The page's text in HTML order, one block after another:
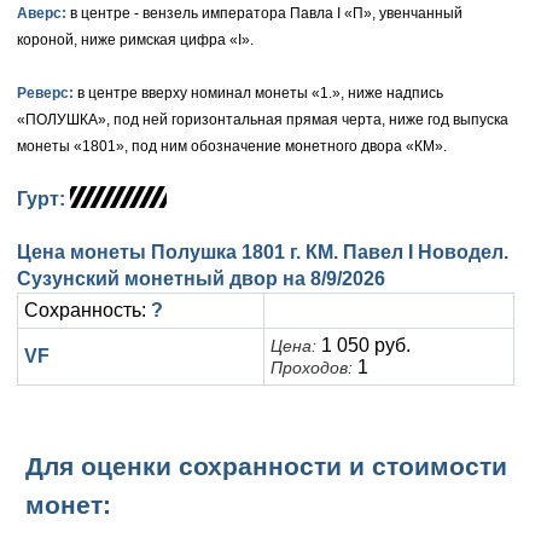
Русско-Польские
Для Польши
Памятные и донативные
Для Грузии
Для Польши
Медь
Серебро
Медь
Сибирские монеты
Для Молдавии и Валахии
Елизавета I (1741-1762)
Золото
Серебро
Медь
Ливонезы
Иоанн Антонович (1740-1741)
Анна Иоанновна (1730-1740)
Петр II (1727-1730)
Петр I (1682-1725)
Серебро
Аверс: в центре - вензель императора Павла I «П», увенчанный
короной, ниже римская цифра «I».
Реверс: в центре вверху номинал монеты «1.», ниже надпись
«ПОЛУШКА», под ней горизонтальная прямая черта, ниже год выпуска
монеты «1801», под ним обозначение монетного двора «КМ».
Гурт:
Цена монеты Полушка 1801 г. КМ. Павел I Новодел.
Сузунский монетный двор на 8/9/2026
Сохранность: ?
VF Цена: 1 050 руб.
Проходов: 1
Для оценки сохранности и стоимости
монет: